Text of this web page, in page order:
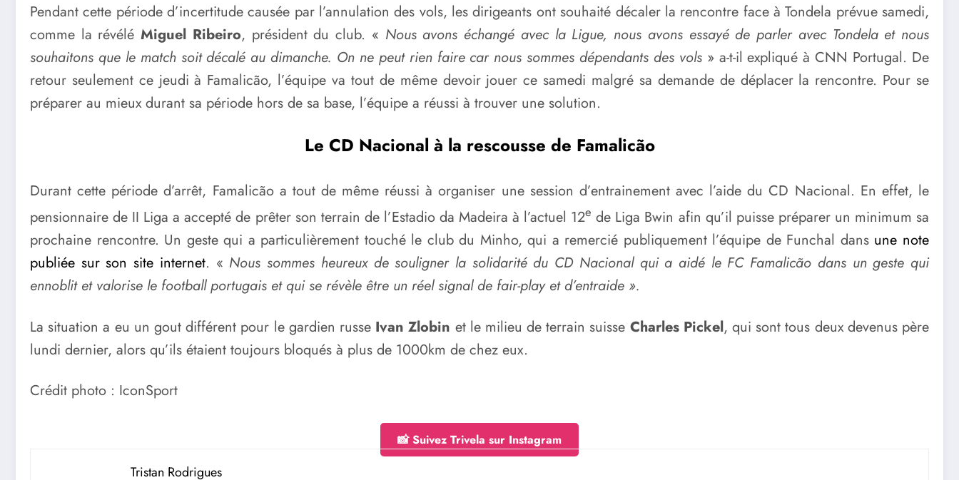
Pendant cette période d’incertitude causée par l’annulation des vols, les dirigeants ont souhaité décaler la rencontre face à Tondela prévue samedi,
comme la révéléMiguel Ribeiro, président du club. « Nous avons échangé avec la Ligue, nous avons essayé de parler avec Tondela et nous
souhaitons que le match soit décalé au dimanche. On ne peut rien faire car nous sommes dépendants des vols» a-t-il expliqué à CNN Portugal. De
retour seulement ce jeudi à Famalicão, l’équipe va tout de même devoir jouer ce samedi malgré sa demande de déplacer la rencontre. Pour se
préparer au mieux durant sa période hors de sa base, l’équipe a réussi à trouver une solution.
Le CD Nacional à la rescousse de Famalicão
Durant cette période d’arrêt, Famalicão a tout de même réussi à organiser une session d’entrainement avec l’aide du CD Nacional. En effet, le
pensionnaire de II Liga a accepté de prêter son terrain de l’Estadio da Madeira à l’actuel 12e de Liga Bwin afin qu’il puisse préparer un minimum sa
prochaine rencontre. Un geste qui a particulièrement touché le club du Minho, qui a remercié publiquement l’équipe de Funchal dans une note
publiée sur son site internet. « Nous sommes heureux de souligner la solidarité du CD Nacional qui a aidé le FC Famalicão dans un geste qui
ennoblit et valorise le football portugais et qui se révèle être un réel signal de fair-play et d’entraide ».
La situation a eu un gout différent pour le gardien russe Ivan Zlobin et le milieu de terrain suisse Charles Pickel, qui sont tous deux devenus père
lundi dernier, alors qu’ils étaient toujours bloqués à plus de 1000km de chez eux.
Crédit photo : IconSport
📸 Suivez Trivela sur Instagram
Tristan Rodrigues